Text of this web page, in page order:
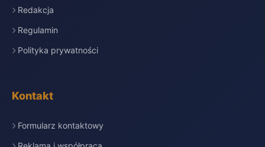
Redakcja
Regulamin
Polityka prywatności
Kontakt
Formularz kontaktowy